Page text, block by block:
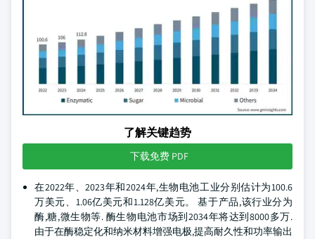
了解关键趋势
下载免费 PDF
在2022年、2023年和2024年,生物电池工业分别估计为100.6
万美元、1.06亿美元和1.128亿美元。 基于产品,该行业分为
酶,糖,微生物等. 酶生物电池市场到2034年将达到8000多万.
由于在酶稳定化和纳米材料增强电极,提高耐久性和功率输出